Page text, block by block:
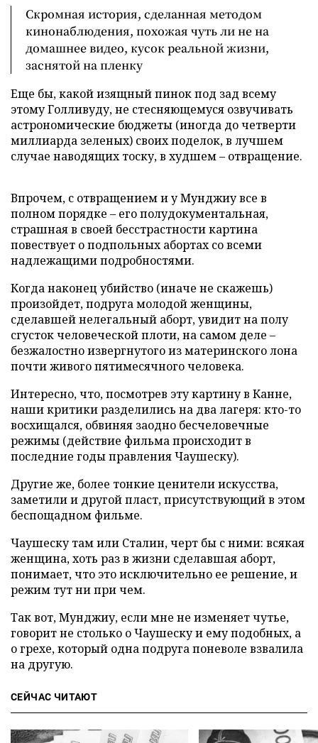
Cкромная история, сделанная методом
кинонаблюдения, похожая чуть ли не на
домашнее видео, кусок реальной жизни,
заснятой на пленку
Еще бы, какой изящный пинок под зад всему
этому Голливуду, не стесняющемуся озвучивать
астрономические бюджеты (иногда до четверти
миллиарда зеленых) своих поделок, в лучшем
случае наводящих тоску, в худшем – отвращение.
Впрочем, с отвращением и у Мунджиу все в
полном порядке – его полудокументальная,
страшная в своей бесстрастности картина
повествует о подпольных абортах со всеми
надлежащими подробностями.
Когда наконец убийство (иначе не скажешь)
произойдет, подруга молодой женщины,
сделавшей нелегальный аборт, увидит на полу
сгусток человеческой плоти, на самом деле –
безжалостно извергнутого из материнского лона
почти живого пятимесячного человека.
Интересно, что, посмотрев эту картину в Канне,
наши критики разделились на два лагеря: кто-то
восхищался, обвиняя заодно бесчеловечные
режимы (действие фильма происходит в
последние годы правления Чаушеску).
Другие же, более тонкие ценители искусства,
заметили и другой пласт, присутствующий в этом
беспощадном фильме.
Чаушеску там или Сталин, черт бы с ними: всякая
женщина, хоть раз в жизни сделавшая аборт,
понимает, что это исключительно ее решение, и
режим тут ни при чем.
Так вот, Мунджиу, если мне не изменяет чутье,
говорит не столько о Чаушеску и ему подобных, а
о грехе, который одна подруга поневоле взвалила
на другую.
СЕЙЧАС ЧИТАЮТ